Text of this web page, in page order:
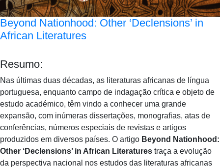
Beyond Nationhood: Other ‘Declensions’ in
African Literatures
Resumo:
Nas últimas duas décadas, as literaturas africanas de língua
portuguesa, enquanto campo de indagação crítica e objeto de
estudo académico, têm vindo a conhecer uma grande
expansão, com inúmeras dissertações, monografias, atas de
conferências, números especiais de revistas e artigos
produzidos em diversos países. O artigo Beyond Nationhood:
Other ‘Declensions’ in African Literatures traça a evolução
da perspectiva nacional nos estudos das literaturas africanas